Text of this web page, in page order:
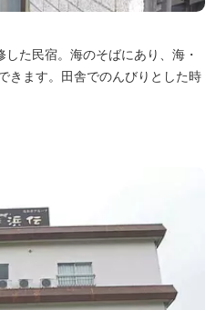
た民宿。海のそばにあり、海・
きます。田舎でのんびりとした時